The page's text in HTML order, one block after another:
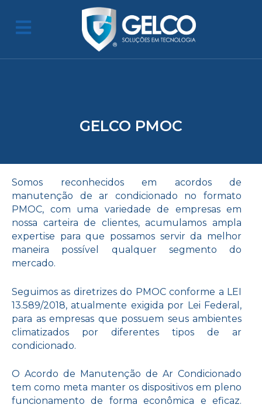
para
GELCO PMOC
Somos reconhecidos em acordos de
manutenção de ar condicionado no formato
PMOC, com uma variedade de empresas em
nossa carteira de clientes, acumulamos ampla
expertise para que possamos servir da melhor
maneira possível qualquer segmento do
mercado.
Seguimos as diretrizes do PMOC conforme a LEI
13.589/2018, atualmente exigida por Lei Federal,
para as empresas que possuem seus ambientes
climatizados por diferentes tipos de ar
condicionado.
O Acordo de Manutenção de Ar Condicionado
tem como meta manter os dispositivos em pleno
funcionamento de forma econômica e eficaz.